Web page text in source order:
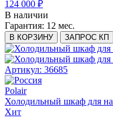
124 000 ₽
В наличии
Гарантия: 12 мес.
В КОРЗИНУ ЗАПРОС КП
Артикул: 36685
Polair
Холодильный шкаф для
Хит